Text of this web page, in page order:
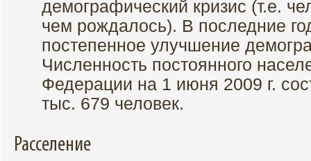
демографический кризис (т.е.
чем рождалось). В последние
постепенное улучшение
Численность постоянного
Федерации на 1 июня 2009 г.
тыс. 679 человек.
Расселение